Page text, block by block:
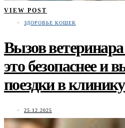
VIEW POST
ЗДОРОВЬЕ КОШЕК
Вызов
это безопаснее и
поездки в клинику
25.12.2025